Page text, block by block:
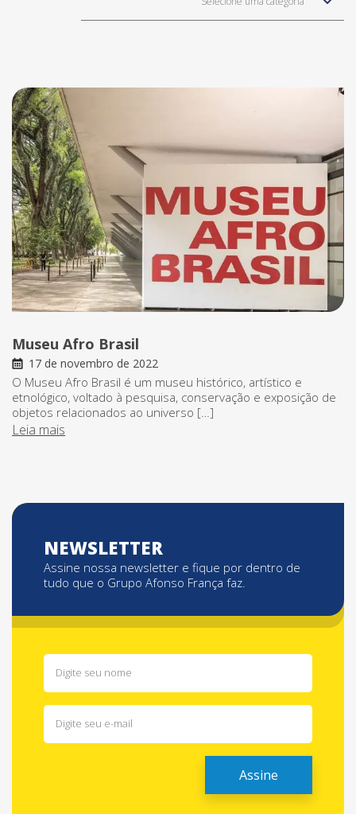
Museu Afro Brasil
17 de novembro de 2022
O Museu Afro Brasil é um museu histórico, artístico e
etnológico, voltado à pesquisa, conservação e exposição de
objetos relacionados ao universo […]
Leia mais
NEWSLETTER
Assine nossa newsletter e fique por dentro de
tudo que o Grupo Afonso França faz.